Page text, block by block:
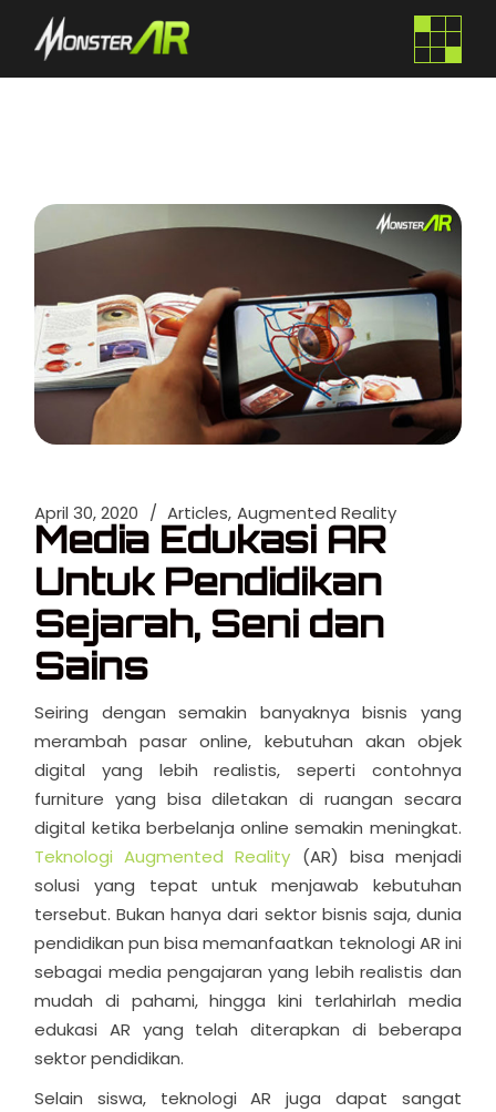
April 30, 2020 Articles Augmented Reality
Media Edukasi AR
Untuk Pendidikan
Sejarah, Seni dan
Sains
Seiring dengan semakin banyaknya bisnis yang
merambah pasar online, kebutuhan akan objek
digital yang lebih realistis, seperti contohnya
furniture yang bisa diletakan di ruangan secara
digital ketika berbelanja online semakin meningkat.
Teknologi Augmented Reality (AR) bisa menjadi
solusi yang tepat untuk menjawab kebutuhan
tersebut. Bukan hanya dari sektor bisnis saja, dunia
pendidikan pun bisa memanfaatkan teknologi AR ini
sebagai media pengajaran yang lebih realistis dan
mudah di pahami, hingga kini terlahirlah media
edukasi AR yang telah diterapkan di beberapa
sektor pendidikan.
Selain siswa, teknologi AR juga dapat sangat